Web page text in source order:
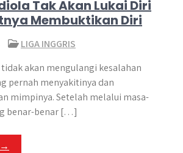
Tak Akan Lukai Diri
Membuktikan Diri
LIGA INGGRIS
akan mengulangi kesalahan
pernah menyakitinya dan
mimpinya. Setelah melalui masa-
benar-benar […]
→